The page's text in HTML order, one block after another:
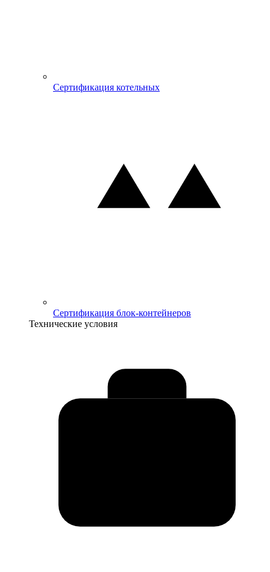
Сертификация котельных
Сертификация блок-контейнеров
Технические условия